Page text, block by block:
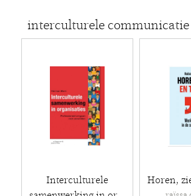
interculturele communicatie
Interculturele
Horen,